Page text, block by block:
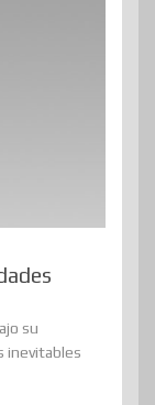
su
inevitables